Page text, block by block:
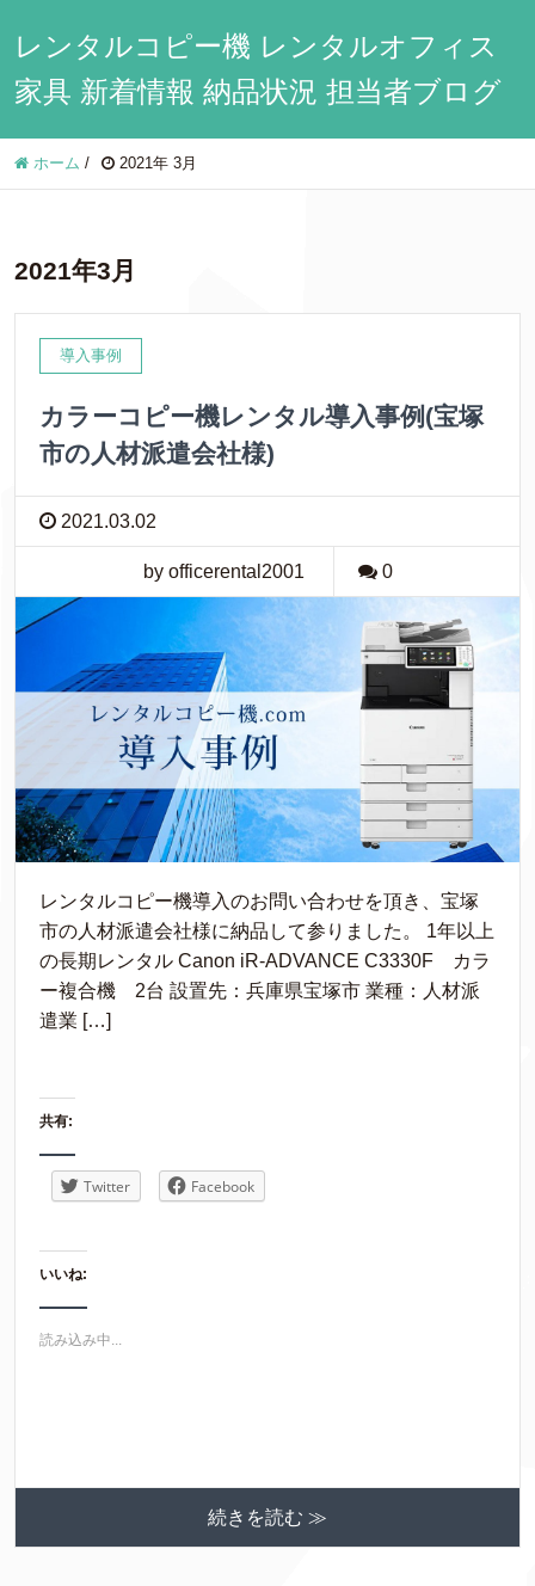
レンタルコピー機 レンタルオフィス
家具 新着情報 納品状況 担当者ブログ
ホーム / 2021年 3月
2021年3月
導入事例
カラーコピー機レンタル導入事例(宝塚
市の人材派遣会社様)
2021.03.02
by officerental2001 0
レンタルコピー機導入のお問い合わせを頂き、宝塚
市の人材派遣会社様に納品して参りました。 1年以上
の長期レンタル Canon iR-ADVANCE C3330F カラ
ー複合機 2台 設置先：兵庫県宝塚市 業種：人材派
遣業 […]
共有:
Twitter Facebook
いいね:
読み込み中...
続きを読む ≫